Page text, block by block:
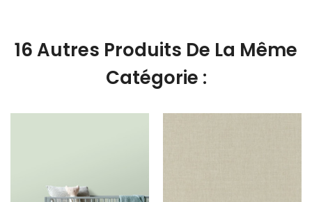
16 Autres Produits De La Même
Catégorie :